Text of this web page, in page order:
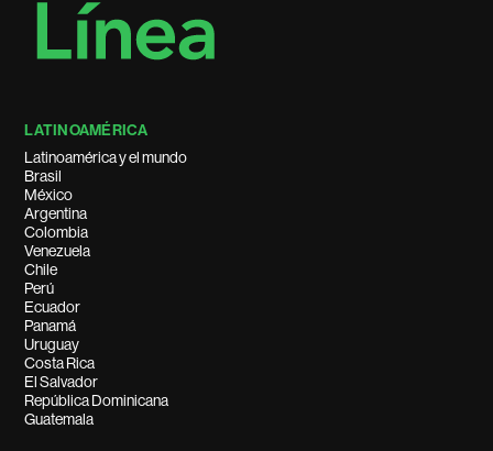
LATINOAMÉRICA
Latinoamérica y el mundo
Brasil
México
Argentina
Colombia
Venezuela
Chile
Perú
Ecuador
Panamá
Uruguay
Costa Rica
El Salvador
República Dominicana
Guatemala